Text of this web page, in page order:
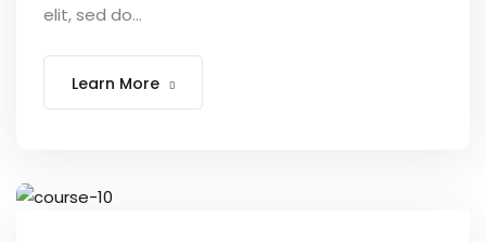
elit, sed do...
Learn More